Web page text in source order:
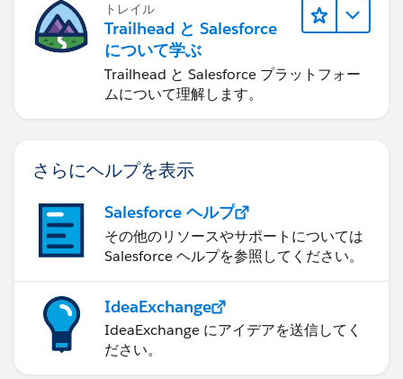
トレイル
Trailhead と Salesforce
について学ぶ
Trailhead と Salesforce プラットフォー
ムについて理解します。
さらにヘルプを表示
Salesforce ヘルプ
その他のリソースやサポートについては
Salesforce ヘルプを参照してください。
IdeaExchange
IdeaExchange にアイデアを送信してく
ださい。